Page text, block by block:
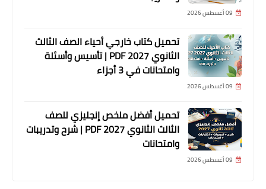
09 أغسطس 2026
تحميل كتاب خارجي أحياء الصف الثالث
الثانوي 2027 PDF | تأسيس وأسئلة
وامتحانات في 3 أجزاء
09 أغسطس 2026
تحميل أفضل ملخص إنجليزي للصف
الثالث الثانوي 2027 PDF | شرح وتدريبات
وامتحانات
09 أغسطس 2026